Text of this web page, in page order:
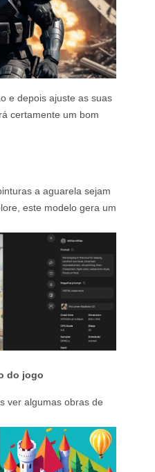
e depois ajuste as suas
certamente um bom
a aguarela sejam
este modelo gera um
do jogo
ver algumas obras de